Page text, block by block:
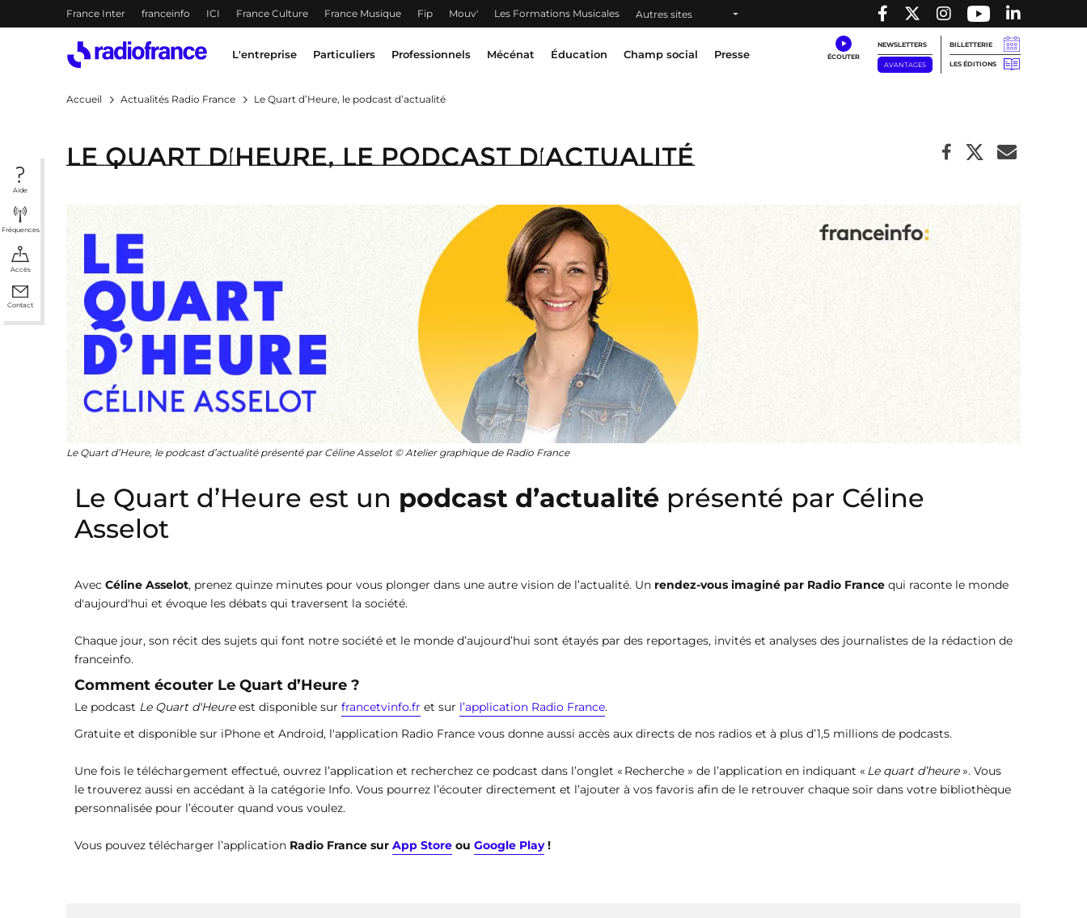
Accès direct :
Menu principal
France Inter franceinfo ICI France Culture France Musique Fip Mouv' Les Formations Musicales Autres sites
Menu principal
L'entreprise Particuliers Professionnels Mécénat Éducation Champ social Presse
NEWSLETTERS
AVANTAGES
BILLETTERIE
LES ÉDITIONS
Aide
Fréquences
Accès
Contact
Accueil Actualités Radio France Le Quart d’Heure, le podcast d’actualité
Le Quart d’Heure, le podcast d’actualité
Le Quart d’Heure, le podcast d’actualité présenté par Céline Asselot © Atelier graphique de Radio France
Le Quart d’Heure est un podcast d’actualité présenté par Céline
Asselot
Avec Céline Asselot, prenez quinze minutes pour vous plonger dans une autre vision de l’actualité. Un rendez-vous imaginé par Radio France qui raconte le monde
d'aujourd'hui et évoque les débats qui traversent la société.
Chaque jour, son récit des sujets qui font notre société et le monde d’aujourd’hui sont étayés par des reportages, invités et analyses des journalistes de la rédaction de
franceinfo.
Comment écouter Le Quart d’Heure ?
Le podcast Le Quart d'Heureest disponible sur francetvinfo.fr et sur l’application Radio France.
Gratuite et disponible sur iPhone et Android, l'application Radio France vous donne aussi accès aux directs de nos radios et à plus d’1,5 millions de podcasts.
Une fois le téléchargement effectué, ouvrez l’application et recherchez ce podcast dans l’onglet « Recherche » de l’application en indiquant « Le quart d’heure». Vous
le trouverez aussi en accédant à la catégorie Info. Vous pourrez l’écouter directement et l’ajouter à vos favoris afin de le retrouver chaque soir dans votre bibliothèque
personnalisée pour l’écouter quand vous voulez.
Vous pouvez télécharger l’application Radio France sur App Store ou Google Play!